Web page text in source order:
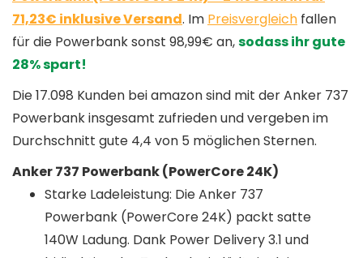
71,23€ inklusive Versand. Im Preisvergleich fallen
für die Powerbank sonst 98,99€ an,sodass ihr gute
28% spart!
Die 17.098 Kunden bei amazon sind mit der Anker 737
Powerbank insgesamt zufrieden und vergeben im
Durchschnitt gute 4,4 von 5 möglichen Sternen.
Anker 737 Powerbank (PowerCore 24K)
Starke Ladeleistung: Die Anker 737
Powerbank (PowerCore 24K) packt satte
140W Ladung. Dank Power Delivery 3.1 und